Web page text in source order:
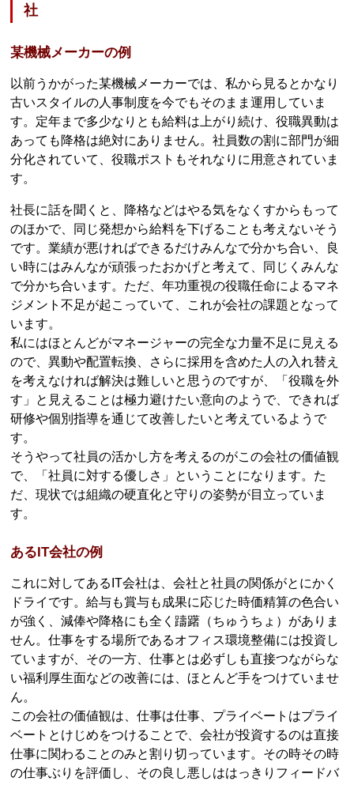
社
某機械メーカーの例
以前うかがった某機械メーカーでは、私から見るとかなり
古いスタイルの人事制度を今でもそのまま運用していま
す。定年まで多少なりとも給料は上がり続け、役職異動は
あっても降格は絶対にありません。社員数の割に部門が細
分化されていて、役職ポストもそれなりに用意されていま
す。
社長に話を聞くと、降格などはやる気をなくすからもって
のほかで、同じ発想から給料を下げることも考えないそう
です。業績が悪ければできるだけみんなで分かち合い、良
い時にはみんなが頑張ったおかげと考えて、同じくみんな
で分かち合います。ただ、年功重視の役職任命によるマネ
ジメント不足が起こっていて、これが会社の課題となって
います。
私にはほとんどがマネージャーの完全な力量不足に見える
ので、異動や配置転換、さらに採用を含めた人の入れ替え
を考えなければ解決は難しいと思うのですが、「役職を外
す」と見えることは極力避けたい意向のようで、できれば
研修や個別指導を通じて改善したいと考えているようで
す。
そうやって社員の活かし方を考えるのがこの会社の価値観
で、「社員に対する優しさ」ということになります。た
だ、現状では組織の硬直化と守りの姿勢が目立っていま
す。
あるIT会社の例
これに対してあるIT会社は、会社と社員の関係がとにかく
ドライです。給与も賞与も成果に応じた時価精算の色合い
が強く、減俸や降格にも全く躊躇（ちゅうちょ）がありま
せん。仕事をする場所であるオフィス環境整備には投資し
ていますが、その一方、仕事とは必ずしも直接つながらな
い福利厚生面などの改善には、ほとんど手をつけていませ
ん。
この会社の価値観は、仕事は仕事、プライベートはプライ
ベートとけじめをつけることで、会社が投資するのは直接
仕事に関わることのみと割り切っています。その時その時
の仕事ぶりを評価し、その良し悪しははっきりフィードバ